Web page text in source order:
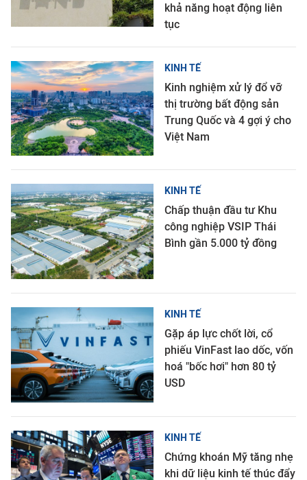
khả năng hoạt động liên
tục
KINH TẾ
Kinh nghiệm xử lý đổ vỡ
thị trường bất động sản
Trung Quốc và 4 gợi ý cho
Việt Nam
KINH TẾ
Chấp thuận đầu tư Khu
công nghiệp VSIP Thái
Bình gần 5.000 tỷ đồng
KINH TẾ
Gặp áp lực chốt lời, cổ
phiếu VinFast lao dốc, vốn
hoá "bốc hơi" hơn 80 tỷ
USD
KINH TẾ
Chứng khoán Mỹ tăng nhẹ
khi dữ liệu kinh tế thúc đẩy